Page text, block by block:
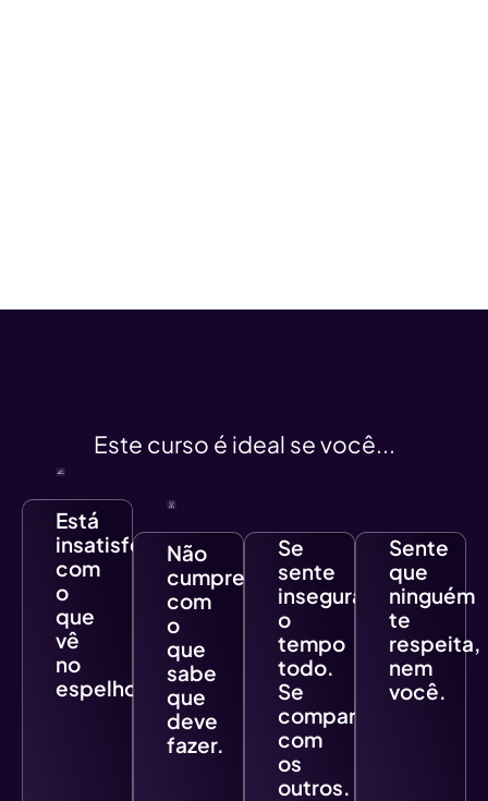
Este curso é ideal se você...
Está
insatisfeita(o)
com
o
que
vê
no
espelho.
Não
cumpre
com
o
que
sabe
que
deve
fazer.
Se
sente
insegura
o
tempo
todo.
Se
compara
com
os
outros.
Sente
que
ninguém
te
respeita,
nem
você.